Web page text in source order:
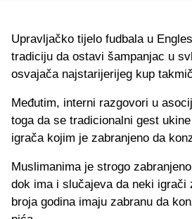
Upravljačko tijelo fudbala u
tradiciju da ostavi šampanjac u
osvajača najstarijerijeg kup
Međutim, interni razgovori u
toga da se tradicionalni gest
igrača kojim je zabranjeno da
Muslimanima je strogo
dok ima i slučajeva da neki igrači
broja godina imaju zabranu da